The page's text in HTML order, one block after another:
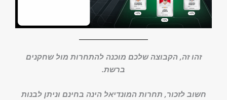
זהו זה, הקבוצה שלכם מוכנה להתחרות מול שחקנים
ברשת.
חשוב לזכור, תחרות המונדיאל הינה בחינם וניתן לבנות